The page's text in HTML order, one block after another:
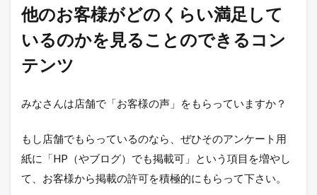
他のお客様がどのくらい満足して
いるのかを見ることのできるコン
テンツ
みなさんは店舗で「お客様の声」をもらっていますか？
もし店舗でもらっているのなら、ぜひそのアンケート用
紙に「HP（やブログ）でも掲載可」という項目を増やし
て、お客様から掲載の許可を積極的にもらって下さい。